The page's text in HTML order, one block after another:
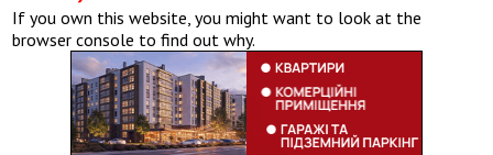
If you own this website, you might want to look at the
browser console to find out why.